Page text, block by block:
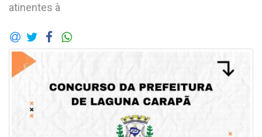
atinentes à